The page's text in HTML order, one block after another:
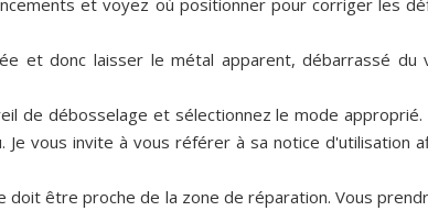
et donc laisser le métal apparent, débarrassé du
de débosselage et sélectionnez le mode
vous invite à vous référer à sa notice d'utilisation
doit être proche de la zone de réparation. Vous